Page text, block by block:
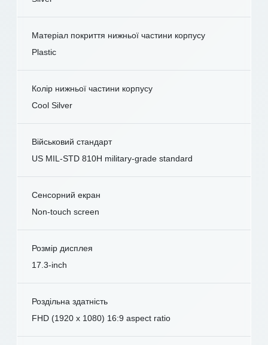
Матеріал покриття нижньої частини корпусу
Plastic
Колір нижньої частини корпусу
Cool Silver
Військовий стандарт
US MIL-STD 810H military-grade standard
Сенсорний екран
Non-touch screen
Розмір дисплея
17.3-inch
Роздільна здатність
FHD (1920 x 1080) 16:9 aspect ratio